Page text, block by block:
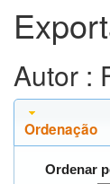
Autor :
Ordenação
Ordenar